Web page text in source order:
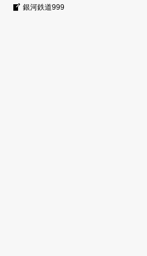
銀河鉄道999